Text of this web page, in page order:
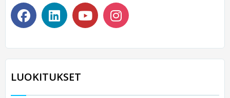
LUOKITUKSET